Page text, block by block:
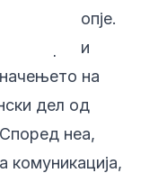
во Скопје.
испрати
на
дел од
неа,
комуникација,